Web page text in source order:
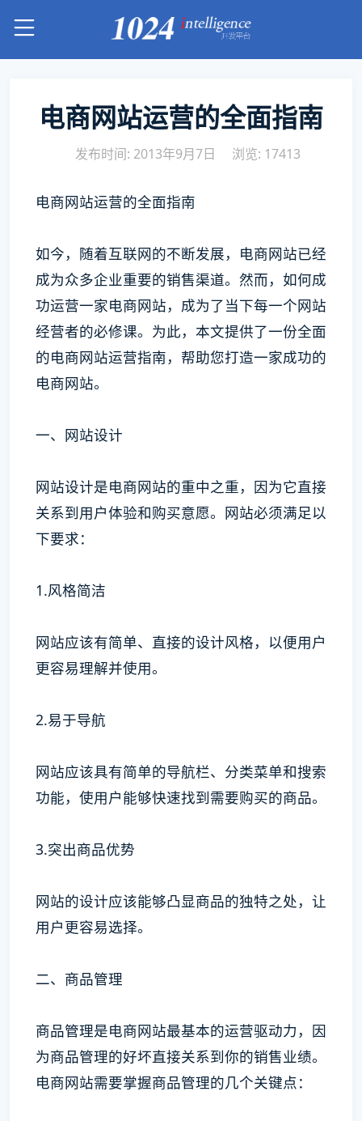
电商网站运营的全面指南
发布时间: 2013年9月7日 浏览: 17413
电商网站运营的全面指南
如今，随着互联网的不断发展，电商网站已经
成为众多企业重要的销售渠道。然而，如何成
功运营一家电商网站，成为了当下每一个网站
经营者的必修课。为此，本文提供了一份全面
的电商网站运营指南，帮助您打造一家成功的
电商网站。
一、网站设计
网站设计是电商网站的重中之重，因为它直接
关系到用户体验和购买意愿。网站必须满足以
下要求：
1.风格简洁
网站应该有简单、直接的设计风格，以便用户
更容易理解并使用。
2.易于导航
网站应该具有简单的导航栏、分类菜单和搜索
功能，使用户能够快速找到需要购买的商品。
3.突出商品优势
网站的设计应该能够凸显商品的独特之处，让
用户更容易选择。
二、商品管理
商品管理是电商网站最基本的运营驱动力，因
为商品管理的好坏直接关系到你的销售业绩。
电商网站需要掌握商品管理的几个关键点：